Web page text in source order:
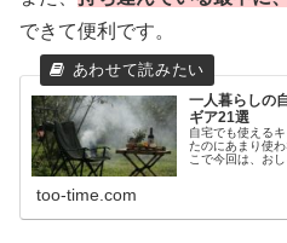
できて便利です。
一人暮らしの
ギア21選
自宅でも使える
たのにあまり使
こで今回は、お
too-time.com